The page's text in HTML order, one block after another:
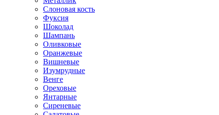
Слоновая кость
Фуксия
Шоколад
Шампань
Оливковые
Оранжевые
Вишневые
Изумрудные
Венге
Ореховые
Янтарные
Сиреневые